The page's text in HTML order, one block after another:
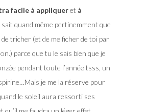
facile à appliqueret à
sait quand même pertinemment que
tricher (et de me ficher de toi par
parce que tu le sais bien que je
pendant toute l’année tsss, un
je me la réserve pour
le soleil aura ressorti ses